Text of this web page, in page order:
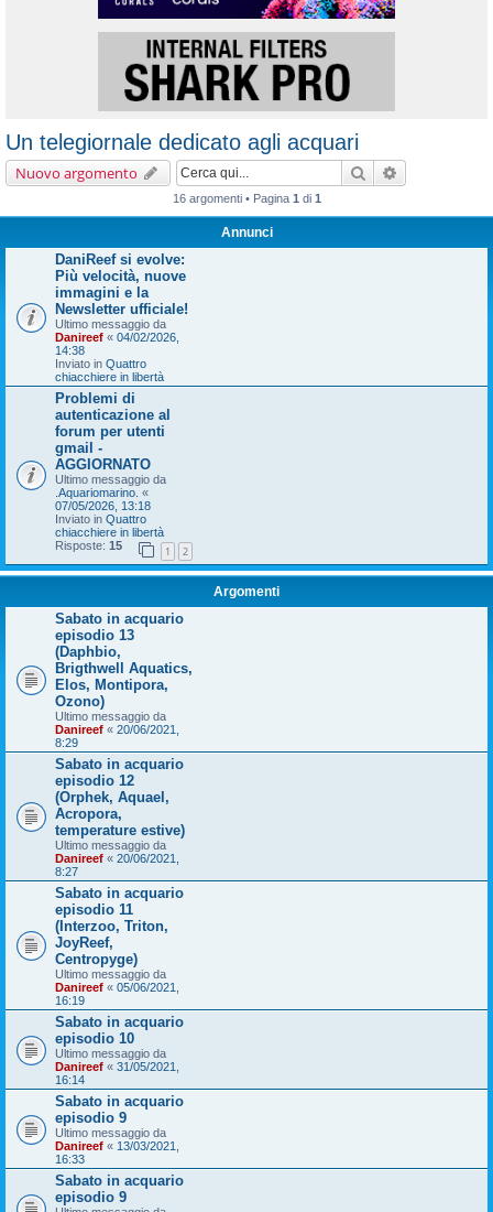
Un telegiornale dedicato agli acquari
Nuovo argomento Cerca
16 argomenti • Pagina 1 di 1
Annunci
DaniReef si evolve:
Più velocità, nuove
immagini e la
Newsletter ufficiale!
Ultimo messaggio da
Danireef « 04/02/2026,
14:38
Inviato in Quattro
chiacchiere in libertà
Problemi di
autenticazione al
forum per utenti
gmail -
AGGIORNATO
Ultimo messaggio da
.Aquariomarino. «
07/05/2026, 13:18
Inviato in Quattro
chiacchiere in libertà
Risposte: 15 1 2
Argomenti
Sabato in acquario
episodio 13
(Daphbio,
Brigthwell Aquatics,
Elos, Montipora,
Ozono)
Ultimo messaggio da
Danireef « 20/06/2021,
8:29
Sabato in acquario
episodio 12
(Orphek, Aquael,
Acropora,
temperature estive)
Ultimo messaggio da
Danireef « 20/06/2021,
8:27
Sabato in acquario
episodio 11
(Interzoo, Triton,
JoyReef,
Centropyge)
Ultimo messaggio da
Danireef « 05/06/2021,
16:19
Sabato in acquario
episodio 10
Ultimo messaggio da
Danireef « 31/05/2021,
16:14
Sabato in acquario
episodio 9
Ultimo messaggio da
Danireef « 13/03/2021,
16:33
Sabato in acquario
episodio 9